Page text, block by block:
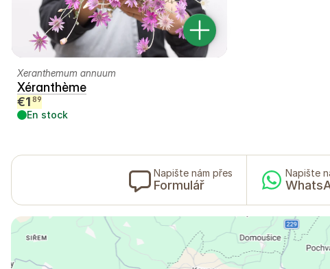
Xeranthemum annuum
Xéranthème
€1 89
En stock
Napište nám přes
Formulář
Napište